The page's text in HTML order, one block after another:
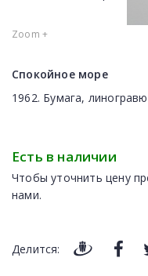
Zoom +
Спокойное море
1962. Бумага,
Есть в наличии
Чтобы уточнить цену
нами.
Делится: